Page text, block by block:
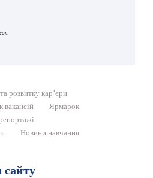
розвитку кар’єри
вакансій
Ярмарок
Новини навчання
сайту